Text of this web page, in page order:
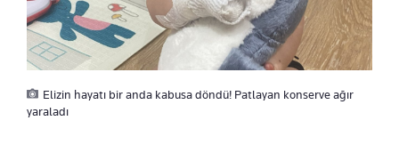
Elizin hayatı bir anda kabusa döndü! Patlayan konserve ağır
yaraladı